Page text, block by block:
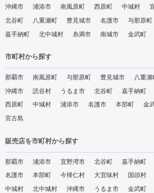
沖縄市 浦添市 南風原町 西原町 中城村
北谷町
八重瀬町 豊見城市 名護市 与那原町
嘉手納町
北中城村 糸満市 南城市 金武町
市町村から探す
那覇市 南風原町 与那原町 豊見城市 八重瀬
沖縄市
読谷村 うるま市 北谷町 嘉手納町
西原町
中城村 浦添市 名護市 本部町 金
宮古島
販売店を市町村から探す
那覇市 浦添市 宜野湾市 北谷町 嘉手納町
名護市
本部町 今帰仁村 大宜味村 国頭村
中城村
北中城村 沖縄市 うるま市 金武町